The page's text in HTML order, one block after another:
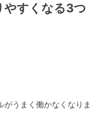
すくなる3つ
うまく働かなくなりま